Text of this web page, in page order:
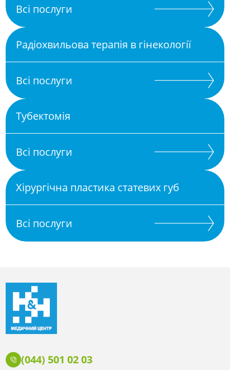
Всі послуги
Радіохвильова терапія в гінекології
Всі послуги
Тубектомія
Всі послуги
Хірургічна пластика статевих губ
Всі послуги
(044) 501 02 03